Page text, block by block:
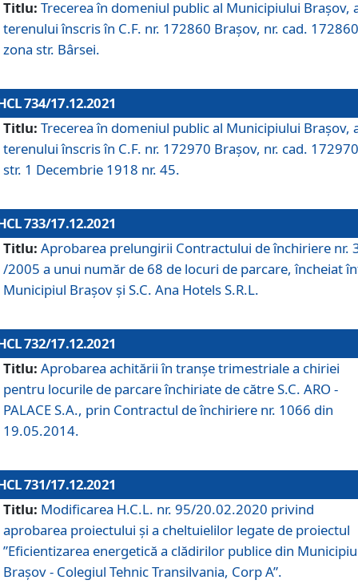
Titlu: Trecerea în domeniul public al Municipiului Braşov,
terenului înscris în C.F. nr. 172860 Brașov, nr. cad.
zona str. Bârsei.
734/17.12.2021
Titlu: Trecerea în domeniul public al Municipiului Braşov,
terenului înscris în C.F. nr. 172970 Brașov, nr. cad.
str. 1 Decembrie 1918 nr. 45.
733/17.12.2021
Titlu: Aprobarea prelungirii Contractului de închiriere nr.
/2005 a unui număr de 68 de locuri de parcare, încheiat
Municipiul Braşov şi S.C. Ana Hotels S.R.L.
732/17.12.2021
Titlu: Aprobarea achitării în tranșe trimestriale a chiriei
pentru locurile de parcare închiriate de către S.C. ARO -
PALACE S.A., prin Contractul de închiriere nr. 1066 din
19.05.2014.
731/17.12.2021
Titlu: Modificarea H.C.L. nr. 95/20.02.2020 privind
aprobarea proiectului și a cheltuielilor legate de proiectul
”Eficientizarea energetică a clădirilor publice din
Brașov - Colegiul Tehnic Transilvania, Corp A”.